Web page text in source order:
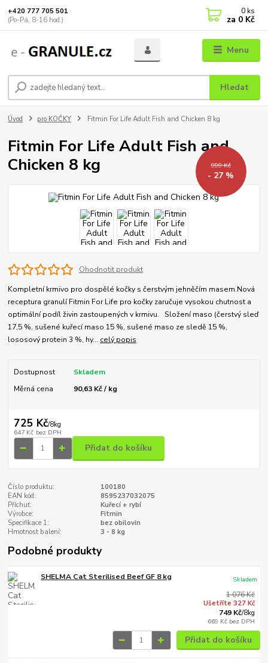
Menu
Hledat
+420 777 705 501
(Po-Pá, 8-16 hod.)
0 ks
za 0 Kč
Úvod pro KOČKY Fitmin For Life Adult Fish and Chicken 8 kg
Fitmin For Life Adult Fish and
Chicken 8 kg
999 Kč
- 27 %
Ohodnotit produkt
Kompletní krmivo pro dospělé kočky s čerstvým jehněčím masem.Nová
receptura granulí Fitmin For Life pro kočky zaručuje vysokou chutnost a
optimální podíl živin zastoupených v krmivu. Složení maso (čerstvý sleď
17,5 %, sušené kuřecí maso 15 %, sušené maso ze sledě 15 %,
lososový protein 3 %, hy... celý popis
Dostupnost
Skladem
Měrná cena
90,63 Kč / kg
725 Kč/8kg
647 Kč bez DPH
Přidat do košíku
Číslo produktu:
100180
EAN kód:
8595237032075
Příchuť:
Kuřecí + rybí
Výrobce:
Fitmin
Specifikace 1:
bez obilovin
Hmotnost balení:
3 - 8 kg
Podobné produkty
SHELMA Cat Sterilised Beef GF 8 kg
1 076 Kč
Ušetříte 327 Kč
749 Kč/8kg
669 Kč bez DPH
Skladem
Přidat do košíku